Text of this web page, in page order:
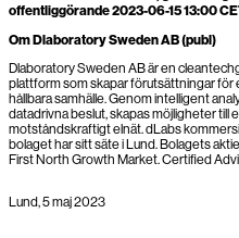
offentliggörande 2023-06-15 13:00
Om Dlaboratory Sweden AB (publ)
Dlaboratory Sweden AB är en
plattform som skapar förutsättningar
hållbara samhälle. Genom intelligent
datadrivna beslut, skapas möjligheter
motståndskraftigt elnät. dLabs
bolaget har sitt säte i Lund. Bolagets
First North Growth Market. Certified
Lund, 5 maj 2023